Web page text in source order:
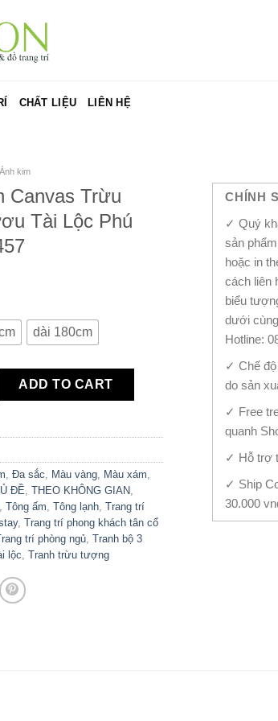
CHẤT LIỆU LIÊN HỆ
Ánh kim
Canvas Trừu
Tài Lộc Phú
dài 180cm
Trừu Tượng Hươu Tài Lộc Phú Quý TB-1457
ADD TO CART
Đa sắc Màu vàng Màu xám
ĐỀ THEO KHÔNG GIAN
Tông ấm Tông lạnh Trang trí
, Trang trí phong khách tân cổ
trí phòng ngủ Tranh bộ 3
lộc Tranh trừu tượng
CHÍNH
✓ Quý
sản
hoặc in
cách liên
biểu
dưới
Hotline:
✓ Chế độ
do sản
✓ Free
quanh
✓ Hỗ trợ
✓ Ship
30.000